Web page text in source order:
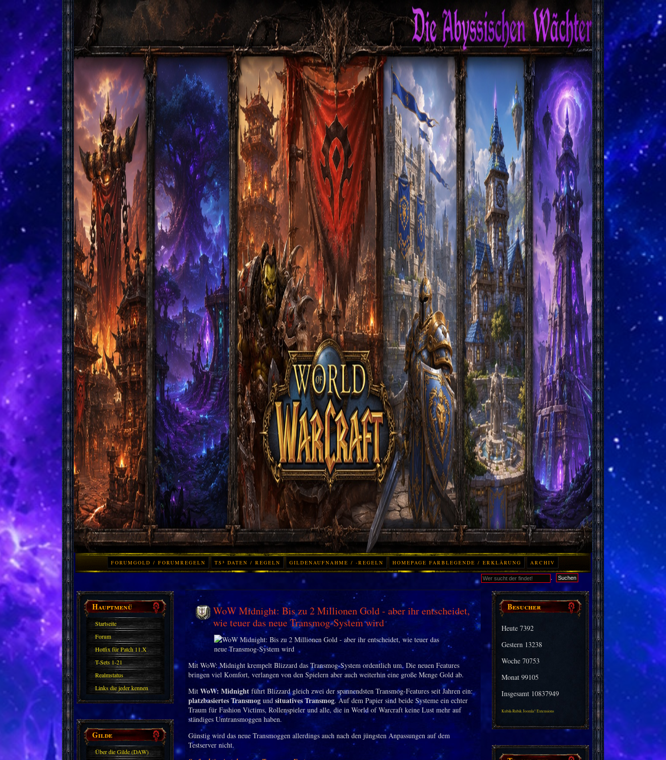
FORUMGOLD / FORUMREGELN TS³ DATEN / REGELN GILDENAUFNAHME / -REGELN HOMEPAGE FARBLEGENDE / ERKLÄRUNG ARCHIV
. Suchen
Hauptmenü
Startseite
Forum
Hotfix für Patch 11.X
T-Sets 1-21
Realmstatus
Links die jeder kennen
sollte?! Oder nicht?
Gilde
Über die Gilde (DAW)
Besucher
Heute7392
Gestern 13238
Woche70753
Monat99105
Insgesamt 10837949
Kubik-Rubik Joomla! Extensions
WoW Midnight: Bis zu 2 Millionen Gold - aber ihr entscheidet,
wie teuer das neue Transmog-System wird
Mit WoW: Midnight krempelt Blizzard das Transmog-System ordentlich um. Die neuen Features
bringen viel Komfort, verlangen von den Spielern aber auch weiterhin eine große Menge Gold ab.
Mit WoW: Midnightführt Blizzard gleich zwei der spannendsten Transmog-Features seit Jahren ein:
platzbasiertes Transmogund situatives Transmog. Auf dem Papier sind beide Systeme ein echter
Traum für Fashion Victims, Rollenspieler und alle, die in World of Warcraft keine Lust mehr auf
ständiges Umtransmoggen haben.
Günstig wird das neue Transmoggen allerdings auch nach den jüngsten Anpassungen auf dem
Testserver nicht.